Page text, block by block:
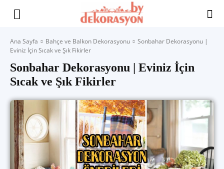
Yaşam
İlham
Ana Sayfa Bahçe ve Balkon Dekorasyonu
Sonbahar Dekorasyonu |
Eviniz İçin Sıcak ve Şık Fikirler
Sonbahar Dekorasyonu | Eviniz İçin
Sıcak ve Şık Fikirler